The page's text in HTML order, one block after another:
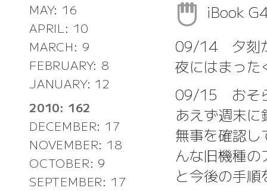
MAY: 16
APRIL: 10
MARCH: 9
FEBRUARY: 8
JANUARY: 12
2010: 162
DECEMBER: 17
NOVEMBER: 18
OCTOBER: 9
SEPTEMBER: 17
iBook
09/14 夕刻
夜にはまった
09/15 おそ
あえず週末
無事を確認
んな旧機種
と今後の手